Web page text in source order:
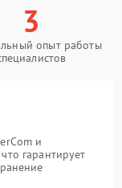
3
опыт работы
и
гарантирует